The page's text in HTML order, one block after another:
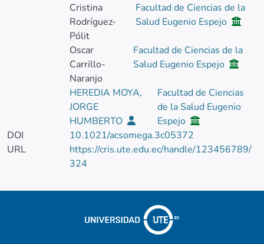
Cristina
Rodríguez-
Pólit
Facultad de Ciencias de la
Salud Eugenio Espejo
Oscar
Carrillo-
Naranjo
Facultad de Ciencias de la
Salud Eugenio Espejo
HEREDIA MOYA,
JORGE
HUMBERTO
Facultad de Ciencias
de la Salud Eugenio
Espejo
DOI
10.1021/acsomega.3c05372
URL
https://cris.ute.edu.ec/handle/123456789/
324